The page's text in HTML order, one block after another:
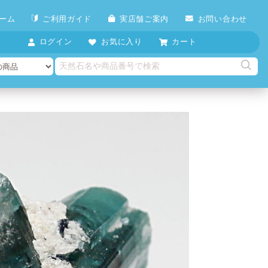
ム ご利用ガイド 実店舗ご案内 お問い合わせ
ログイン お気に入り カート